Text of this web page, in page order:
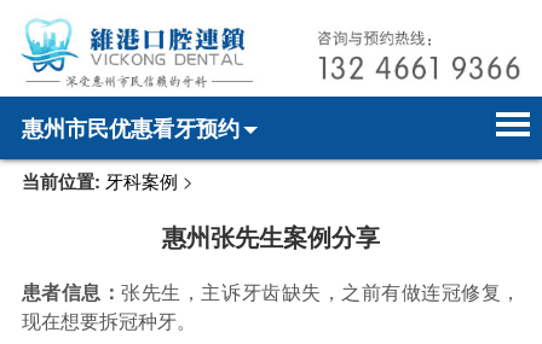
惠州市民优惠看牙预约
首页home page
hospital introduction
医师介绍doctor introduction
电话预约
WhatsApp预约
当前位置: 牙科案例 >
惠州张先生案例分享
患者信息：张先生，主诉牙齿缺失，之前有做连冠修复，
现在想要拆冠种牙。